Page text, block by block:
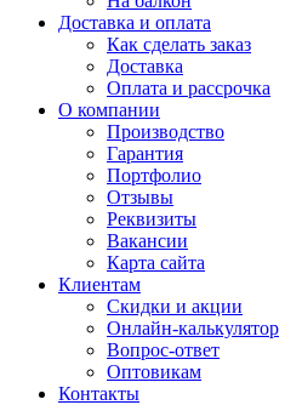
Доставка и оплата
Как сделать заказ
Доставка
Оплата и рассрочка
О компании
Производство
Гарантия
Портфолио
Отзывы
Реквизиты
Вакансии
Карта сайта
Клиентам
Скидки и акции
Онлайн-калькулятор
Вопрос-ответ
Оптовикам
Контакты